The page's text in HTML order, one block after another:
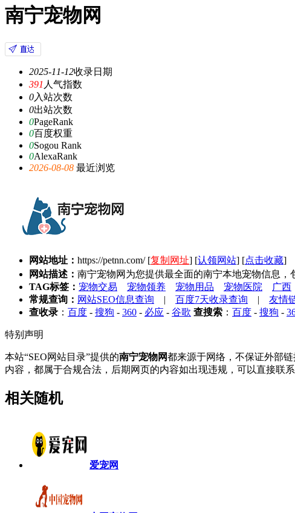
南宁宠物网
2025-11-12收录日期
391 人气指数
0入站次数
0出站次数
0PageRank
0百度权重
0Sogou Rank
0AlexaRank
2026-08-08 最近浏览
网站地址： https://petnn.com/ [复制网址] [认领网站] [点击收藏]
网站描述： 南宁宠物网为您提供最全面的南宁本地宠物信息
TAG标签： 宠物交易 宠物领养 宠物用品 宠物医院
广西
常规查询： 网站SEO信息查询 | 百度7天收录查询 | 友情
查收录 ： 百度 - 搜狗 - 360 - 必应 - 谷歌 查搜索 ： 百度 - 搜狗 -
特别声明
本站“SEO网站目录”提供的南宁宠物网都来源于网络，不保证外部
内容，都属于合规合法，后期网页的内容如出现违规，可以直接联
相关随机
爱宠网